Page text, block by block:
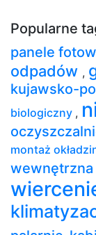
Popularne
panele
odpadów ,
kujawsko-
biologiczny ,
montaż
wewnętrzna